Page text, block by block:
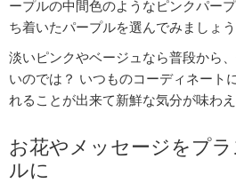
ープルの中間色のようなピンクパー
ち着いたパープルを選んでみましょう
淡いピンクやベージュなら普段から
いのでは？ いつものコーディネート
れることが出来て新鮮な気分が味わえ
お花やメッセージをプ
ルに